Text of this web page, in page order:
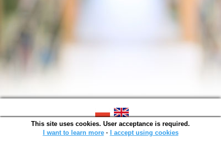
SOWA OPAC v. 6.11.10 (2026-07-24)
Generated in 0,0014 s.
This site uses cookies. User acceptance is required.
I want to learn more∙ I accept using cookies